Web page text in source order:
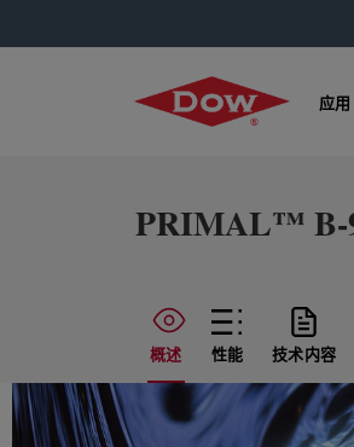
应用
PRIMAL™ B-
概述 性能 技术内容